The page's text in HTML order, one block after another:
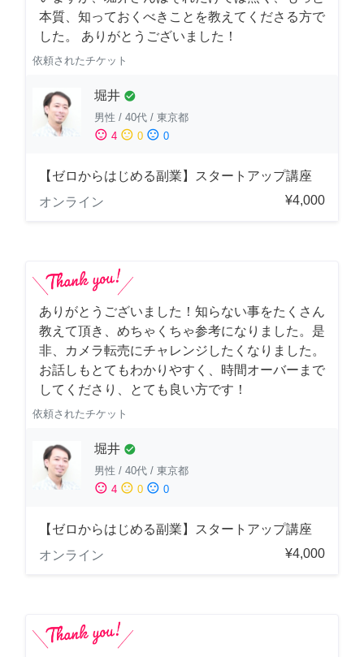
本質、知っておくべきことを教えてくださる方で
した。 ありがとうございました！
依頼されたチケット
堀井 check_circle
男性 / 40代 / 東京都
sentiment_satisfied 4 sentiment_neutral 0 sentiment_dissatisfied 0
【ゼロからはじめる副業】スタートアップ講座
オンライン
¥4,000
ありがとうございました！知らない事をたくさん
教えて頂き、めちゃくちゃ参考になりました。是
非、カメラ転売にチャレンジしたくなりました。
お話しもとてもわかりやすく、時間オーバーまで
してくださり、とても良い方です！
依頼されたチケット
堀井 check_circle
男性 / 40代 / 東京都
sentiment_satisfied 4 sentiment_neutral 0 sentiment_dissatisfied 0
【ゼロからはじめる副業】スタートアップ講座
オンライン
¥4,000